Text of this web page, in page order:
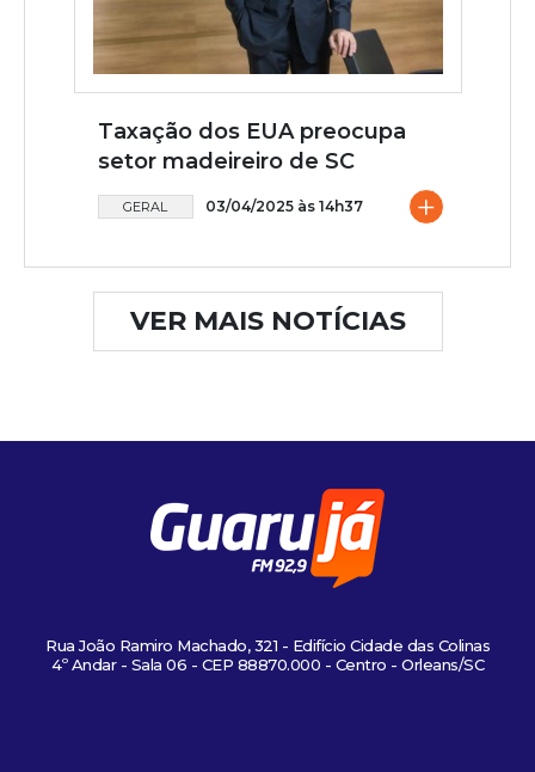
Taxação dos EUA preocupa
setor madeireiro de SC
GERAL 03/04/2025 às 14h37 +
VER MAIS NOTÍCIAS
Rua João Ramiro Machado, 321 - Edifício Cidade das Colinas
4º Andar - Sala 06 - CEP 88870.000 - Centro - Orleans/SC